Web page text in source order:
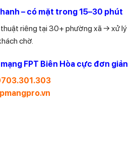
– có mặt trong 15–30 phút
riêng tại 30+ phường xã → xử lý
chờ.
FPT Biên Hòa cực đơn giản